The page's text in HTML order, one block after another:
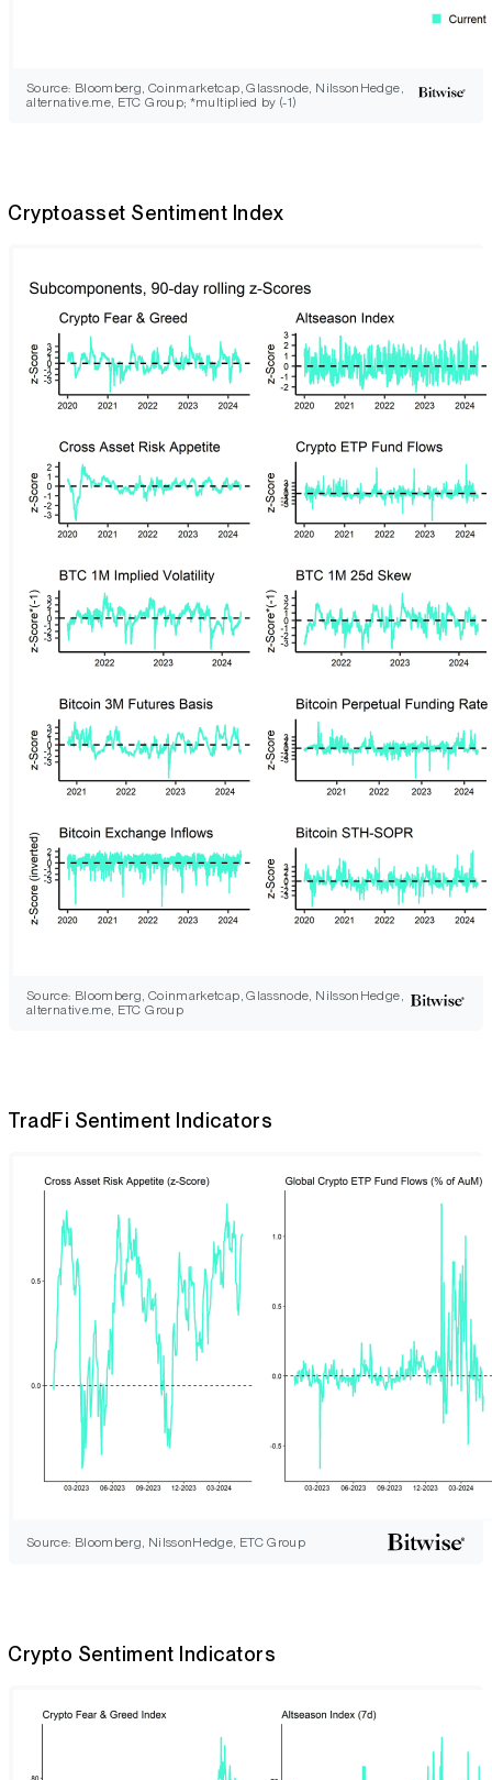
Source: Bloomberg, Coinmarketcap, Glassnode, NilssonHedge,
alternative.me, ETC Group; *multiplied by (-1)
Cryptoasset Sentiment Index
Source: Bloomberg, Coinmarketcap, Glassnode, NilssonHedge,
alternative.me, ETC Group
TradFi Sentiment Indicators
Source: Bloomberg, NilssonHedge, ETC Group
Crypto Sentiment Indicators